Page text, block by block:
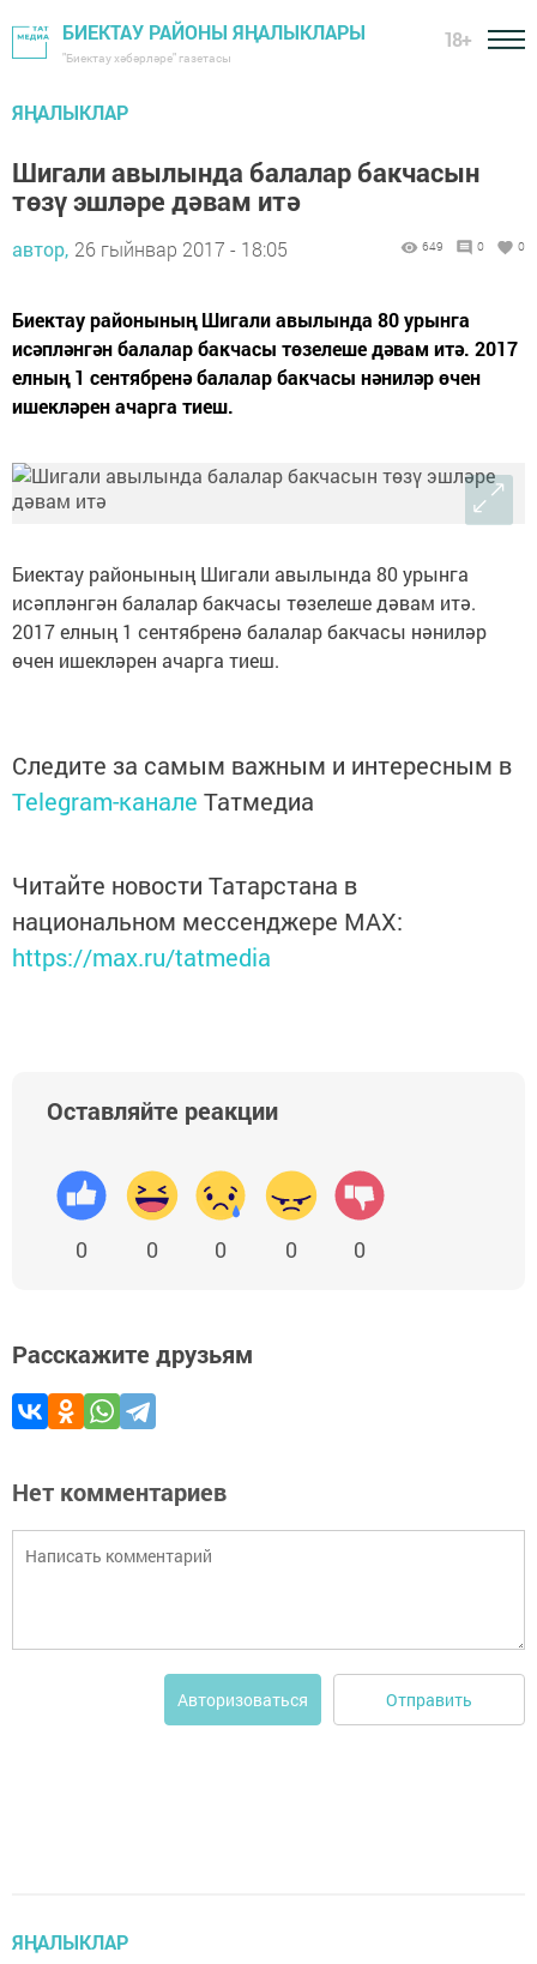
БИЕКТАУ РАЙОНЫ ЯҢАЛЫКЛАРЫ
"Биектау хәбәрләре" газетасы
18+
ЯҢАЛЫКЛАР
Шигали авылында балалар бакчасын
төзү эшләре дәвам итә
автор, 26 гыйнвар 2017 - 18:05 649 0 0
Биектау районының Шигали авылында 80 урынга
исәпләнгән балалар бакчасы төзелеше дәвам итә. 2017
елның 1 сентябренә балалар бакчасы нәниләр өчен
ишекләрен ачарга тиеш.
Биектау районының Шигали авылында 80 урынга
исәпләнгән балалар бакчасы төзелеше дәвам итә.
2017 елның 1 сентябренә балалар бакчасы нәниләр
өчен ишекләрен ачарга тиеш.
Следите за самым важным и интересным в
Telegram-канале Татмедиа
Читайте новости Татарстана в
национальном мессенджере MАХ:
https://max.ru/tatmedia
Оставляйте реакции
0 0 0 0 0
Расскажите друзьям
Нет комментариев
Авторизоваться Отправить
ЯҢАЛЫКЛАР